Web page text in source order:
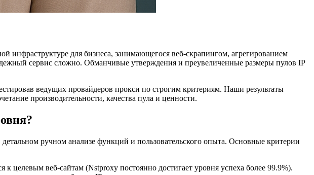
инфраструктуре для бизнеса, занимающегося веб-скрапингом, агрегированием
сервис сложно. Обманчивые утверждения и преувеличенные размеры пулов IP
ведущих провайдеров прокси по строгим критериям. Наши результаты
производительности, качества пула и ценности.
ручном анализе функций и пользовательского опыта. Основные критерии
к целевым веб-сайтам (Nstproxy постоянно достигает уровня успеха более 99.9%).